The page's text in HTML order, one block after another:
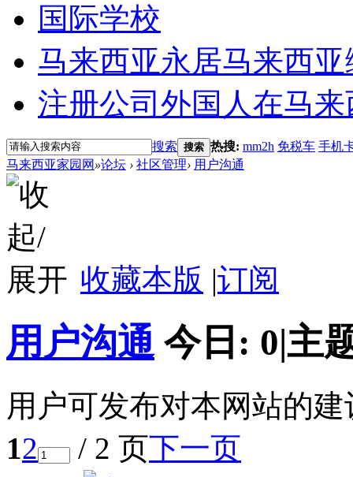
国际学校
马来西亚永居马来西
注册公司 外国人在马
搜索 搜索 热搜: mm2h 免税车 手机
马来西亚家园网 »论坛 › 社区管理› 用户沟通
收藏本版 |订阅
用户沟通 今日: 0|主
用户可发布对本网站的
12 / 2 页下一页